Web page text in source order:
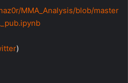
MMA_Analysis/blob/master
)